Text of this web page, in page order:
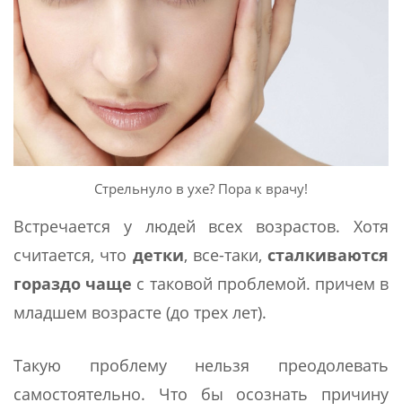
Стрельнуло в ухе? Пора к врачу!
Встречается у людей всех возрастов. Хотя
считается, что детки, все-таки, сталкиваются
гораздо чаще с таковой проблемой. причем в
младшем возрасте (до трех лет).
Такую проблему нельзя преодолевать
самостоятельно. Что бы осознать причину